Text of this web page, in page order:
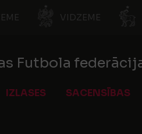
VIDZEME
Futbola
IZLASES SACENSĪBAS